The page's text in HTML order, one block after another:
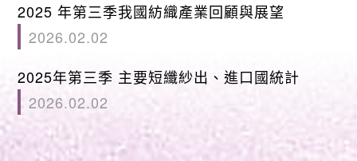
2025 年第三季我國紡織產業回顧與展望
2026.02.02
2025年第三季 主要短纖紗出、進口國統計
2026.02.02